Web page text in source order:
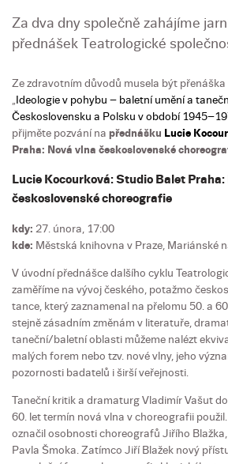
Za dva dny společně zahájíme
přednášek Teatrologické
Ze zdravotním důvodů musela být přenáška
„Ideologie v pohybu – baletní umění a
Československu a Polsku v období
přijměte pozvání na přednášku Lucie
Praha: Nová vlna československé
Lucie Kocourková: Studio Balet Praha:
československé choreografie
kdy: 27. února, 17:00
kde: Městská knihovna v Praze, Mariánské
V úvodní přednášce dalšího cyklu
zaměříme na vývoj českého, potažmo
tance, který zaznamenal na přelomu 50. a
stejně zásadním změnám v literatuře,
taneční/baletní oblasti můžeme nalézt
malých forem nebo tzv. nové vlny, jeho
pozornosti badatelů i širší veřejnosti.
Taneční kritik a dramaturg Vladimír Vašut
60. let termín nová vlna v choreografii
označil osobnosti choreografů Jiřího
Pavla Šmoka. Zatímco Jiří Blažek nový